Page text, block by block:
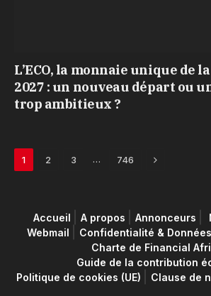
L’ECO, la monnaie unique de la
2027 : un nouveau départ ou
trop ambitieux ?
1 2 3 … 746 Next
Accueil A propos Annonceurs
Webmail
Confidentialité &
Charte de Financial
Guide de la contribution
Politique de cookies (UE)
Clause de